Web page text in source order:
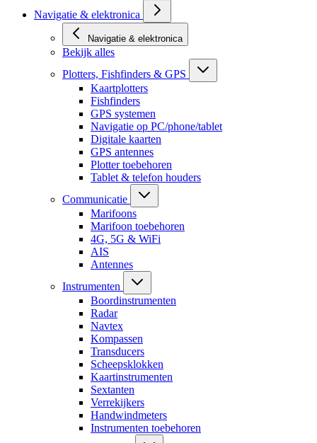
Navigatie & elektronica
Navigatie & elektronica
Bekijk alles
Plotters, Fishfinders & GPS
Kaartplotters
Fishfinders
GPS systemen
Navigatie op PC/phone/tablet
Digitale kaarten
GPS antennes
Plotter toebehoren
Tablet & telefon houders
Communicatie
Marifoons
Marifoon toebehoren
4G, 5G & WiFi
AIS
Antennes
Instrumenten
Boordinstrumenten
Radar
Navtex
Kompassen
Transducers
Scheepsklokken
Kaartinstrumenten
Sextanten
Verrekijkers
Handwindmeters
Instrumenten toebehoren